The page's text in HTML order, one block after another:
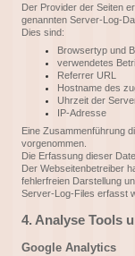
Der Provider der Seiten
genannten Server-Log-
Dies sind:
Browsertyp und
verwendetes
Referrer URL
Hostname des
Uhrzeit der
IP-Adresse
Eine Zusammenführung
vorgenommen.
Die Erfassung dieser
Der Webseitenbetreiber
fehlerfreien Darstellung
Server-Log-Files erfasst
4. Analyse Tools
Google Analytics